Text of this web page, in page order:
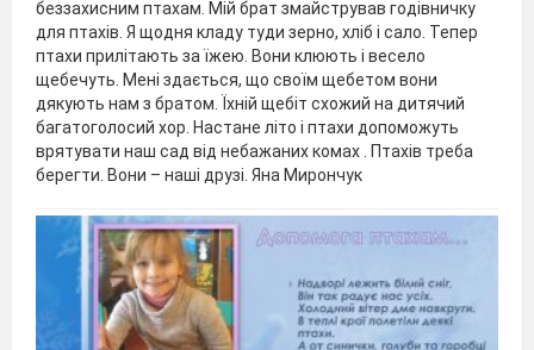
беззахисним птахам. Мій брат змайстрував годівничку
для птахів. Я щодня кладу туди зерно, хліб і сало. Тепер
птахи прилітають за їжею. Вони клюють і весело
щебечуть. Мені здається, що своїм щебетом вони
дякують нам з братом. Їхній щебіт схожий на дитячий
багатоголосий хор. Настане літо і птахи допоможуть
врятувати наш сад від небажаних комах . Птахів треба
берегти. Вони – наші друзі. Яна Мирончук